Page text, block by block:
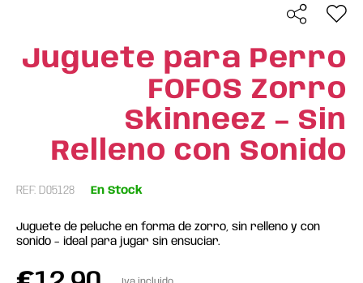
Juguete para Perro
FOFOS Zorro
Skinneez – Sin
Relleno con Sonido
REF: D05128 En Stock
Juguete de peluche en forma de zorro, sin relleno y con
sonido – ideal para jugar sin ensuciar.